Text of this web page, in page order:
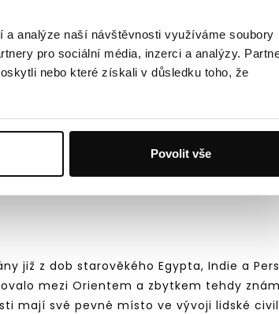
analýze naší návštěvnosti využíváme soubory
pro sociální média, inzerci a analýzy.
nebo které získali v důsledku toho, že
Povolit vše
estery, aldehydy, fenoly,
rostlin(květy, listy, jehličí, větvičky, dřevo,
použití, tento fakt je zohledněn ve
téměř všechny orgány v těle
již z dob starověkého Egypta, Indie a
mezi Orientem a zbytkem tehdy
mají své pevné místo ve vývoji lidské